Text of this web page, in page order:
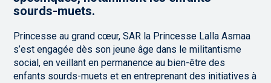
sourds-muets.
Princesse au grand cœur, SAR la Princesse Lalla Asmaa
s’est engagée dès son jeune âge dans le militantisme
social, en veillant en permanence au bien-être des
enfants sourds-muets et en entreprenant des initiatives à